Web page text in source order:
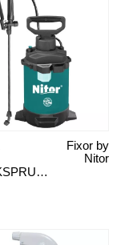
TRYCKSPRUTA VITON
Fixor by
Nitor